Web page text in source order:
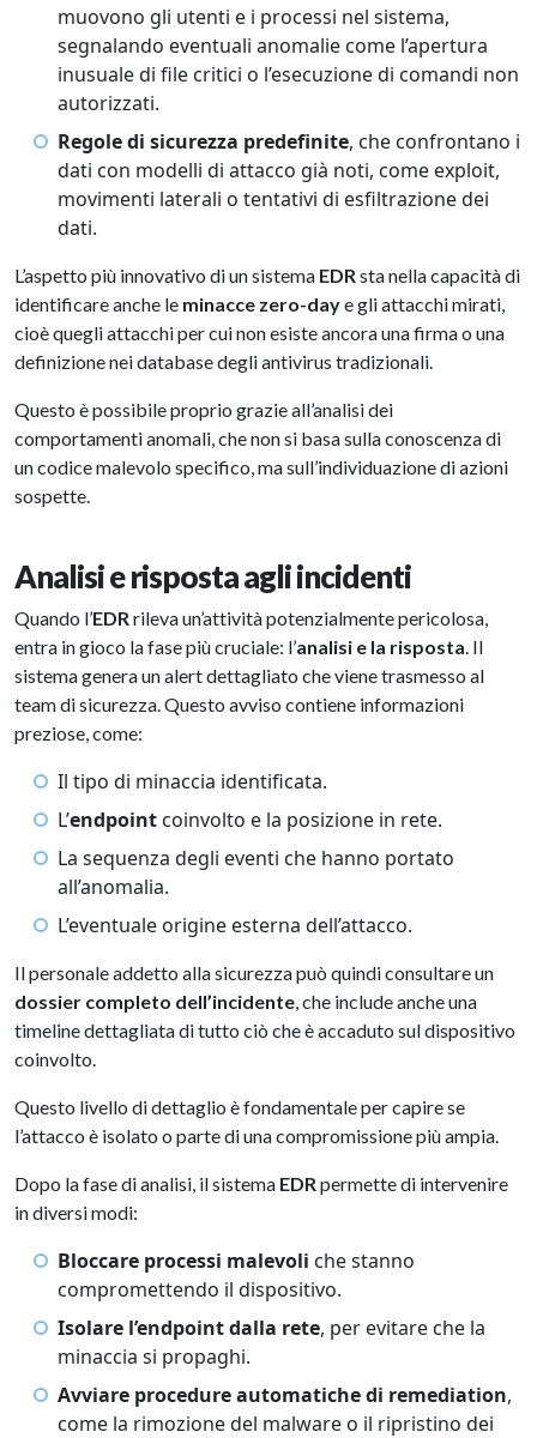
muovono gli utenti e i processi nel sistema,
segnalando eventuali anomalie come l’apertura
inusuale di file critici o l’esecuzione di comandi non
autorizzati.
Regole di sicurezza predefinite, che confrontano i
dati con modelli di attacco già noti, come exploit,
movimenti laterali o tentativi di esfiltrazione dei
dati.
L’aspetto più innovativo di un sistema EDRsta nella capacità di
identificare anche le minacce zero-daye gli attacchi mirati,
cioè quegli attacchi per cui non esiste ancora una firma o una
definizione nei database degli antivirus tradizionali.
Questo è possibile proprio grazie all’analisi dei
comportamenti anomali, che non si basa sulla conoscenza di
un codice malevolo specifico, ma sull’individuazione di azioni
sospette.
Analisi e risposta agli incidenti
Quando l’EDRrileva un’attività potenzialmente pericolosa,
entra in gioco la fase più cruciale: l’analisi e la risposta. Il
sistema genera un alert dettagliato che viene trasmesso al
team di sicurezza. Questo avviso contiene informazioni
preziose, come:
Il tipo di minaccia identificata.
L’endpoint coinvolto e la posizione in rete.
La sequenza degli eventi che hanno portato
all’anomalia.
L’eventuale origine esterna dell’attacco.
Il personale addetto alla sicurezza può quindi consultare un
dossier completo dell’incidente, che include anche una
timeline dettagliata di tutto ciò che è accaduto sul dispositivo
coinvolto.
Questo livello di dettaglio è fondamentale per capire se
l’attacco è isolato o parte di una compromissione più ampia.
Dopo la fase di analisi, il sistema EDRpermette di intervenire
in diversi modi:
Bloccare processi malevoli che stanno
compromettendo il dispositivo.
Isolare l’endpoint dalla rete, per evitare che la
minaccia si propaghi.
Avviare procedure automatiche di remediation,
come la rimozione del malware o il ripristino dei